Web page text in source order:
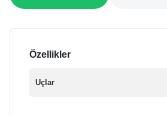
Özellikler
Uçlar